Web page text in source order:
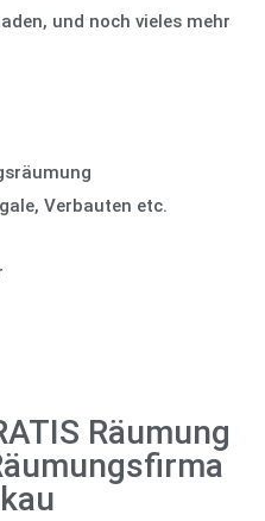
und noch vieles mehr
Verbauten etc.
Räumung